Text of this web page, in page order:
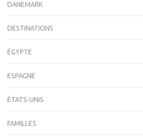
DANEMARK
DESTINATIONS
ÉGYPTE
ESPAGNE
ÉTATS-UNIS
FAMILLES